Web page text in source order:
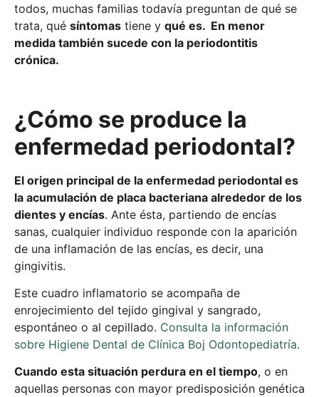
todos, muchas familias todavía preguntan de qué se
trata, qué síntomas tiene y qué es. En menor
medida también sucede con la periodontitis
crónica.
¿Cómo se produce la
enfermedad periodontal?
El origen principal de la enfermedad periodontal es
la acumulación de placa bacteriana alrededor de los
dientes y encías. Ante ésta, partiendo de encías
sanas, cualquier individuo responde con la aparición
de una inflamación de las encías, es decir, una
gingivitis.
Este cuadro inflamatorio se acompaña de
enrojecimiento del tejido gingival y sangrado,
espontáneo o al cepillado. Consulta la información
sobre Higiene Dental de Clínica Boj Odontopediatría.
Cuando esta situación perdura en el tiempo, o en
aquellas personas con mayor predisposición genética